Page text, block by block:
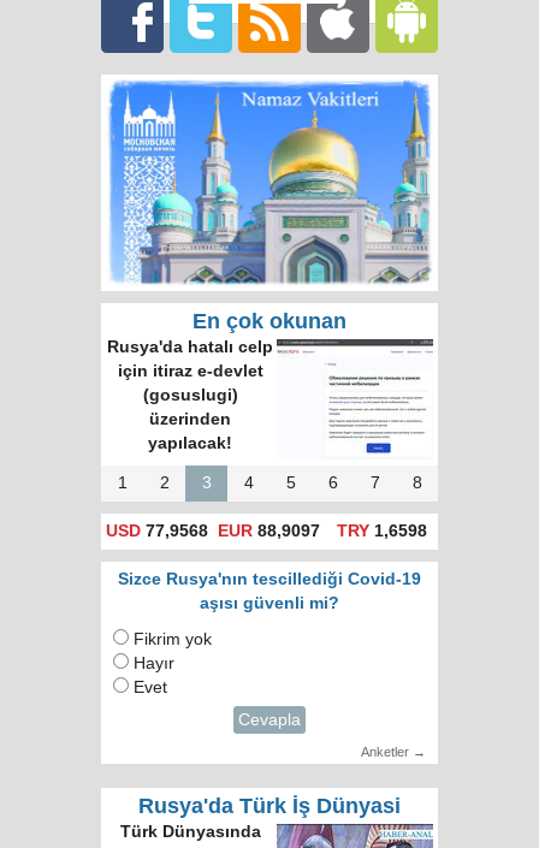
En çok okunan
Rusya'da hatalı celp
için itiraz e-devlet
(gosuslugi)
üzerinden
yapılacak!
1 2 3 4 5 6 7 8
USD 77,9568 EUR 88,9097 TRY1,6598
Sizce Rusya'nın tescillediği Covid-19
aşısı güvenli mi?
Fikrim yok
Hayır
Evet
Cevapla
Anketler →
Rusya'da Türk İş Dünyasi
Türk Dünyasında